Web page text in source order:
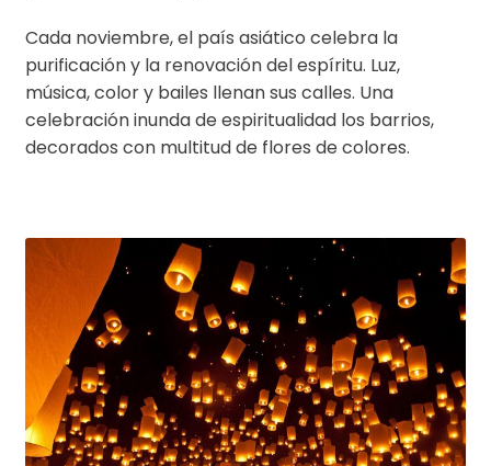
Cada noviembre, el país asiático celebra la
purificación y la renovación del espíritu. Luz,
música, color y bailes llenan sus calles. Una
celebración inunda de espiritualidad los barrios,
decorados con multitud de flores de colores.